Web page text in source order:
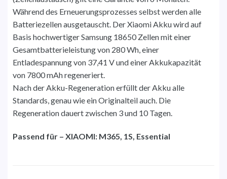
Während des Erneuerungsprozesses selbst werden alle
Batteriezellen ausgetauscht. Der Xiaomi Akku wird auf
Basis hochwertiger Samsung 18650 Zellen mit einer
Gesamtbatterieleistung von 280 Wh, einer
Entladespannung von 37,41 V und einer Akkukapazität
von 7800 mAh regeneriert.
Nach der Akku-Regeneration erfüllt der Akku alle
Standards, genau wie ein Originalteil auch. Die
Regeneration dauert zwischen 3 und 10 Tagen.
Passend für – XIAOMI: M365, 1S, Essential